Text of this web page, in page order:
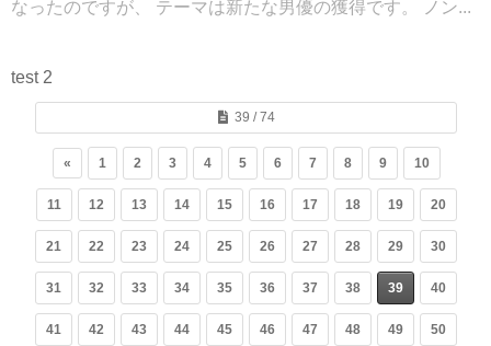
なったのですが、 テーマは新たな男優の獲得です。 ノン...
test 2
39 / 74
« 1 2 3 4 5 6 7 8 9 10
11 12 13 14 15 16 17 18 19 20
21 22 23 24 25 26 27 28 29 30
31 32 33 34 35 36 37 38 39 40
41 42 43 44 45 46 47 48 49 50